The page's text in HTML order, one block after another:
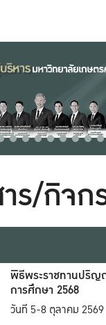
ร/กิจก
พิธีพระราชทานปริญ
การศึกษา 2568
วันที่ 5-8 ตุลาคม 2569